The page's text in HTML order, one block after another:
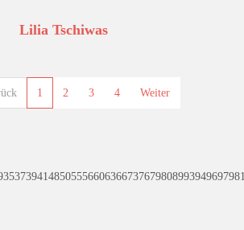
Lilia Tschiwas
1 2 3 4 Weiter
353739414850555660636673767980899394969798